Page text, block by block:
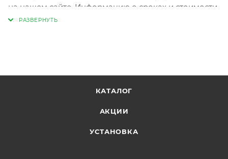
на нашем сайте. Информацию о сроках и стоимости
доставки можно увидеть при расчете доставки в
КАТАЛОГ
АКЦИИ
УСТАНОВКА